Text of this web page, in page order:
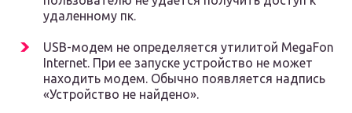
удаленному пк.
USB-модем не определяется утилитой MegaFon
Internet. При ее запуске устройство не может
находить модем. Обычно появляется надпись
«Устройство не найдено».